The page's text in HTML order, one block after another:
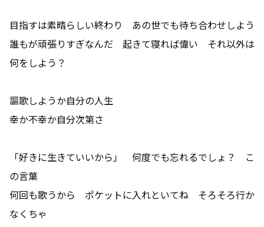
目指すは素晴らしい終わり あの世でも待ち合わせしよう
誰もが頑張りすぎなんだ 起きて寝れば偉い それ以外は
何をしよう？
謳歌しようか自分の人生
幸か不幸か自分次第さ
「好きに生きていいから」 何度でも忘れるでしょ？ こ
の言葉
何回も歌うから ポケットに入れといてね そろそろ行か
なくちゃ